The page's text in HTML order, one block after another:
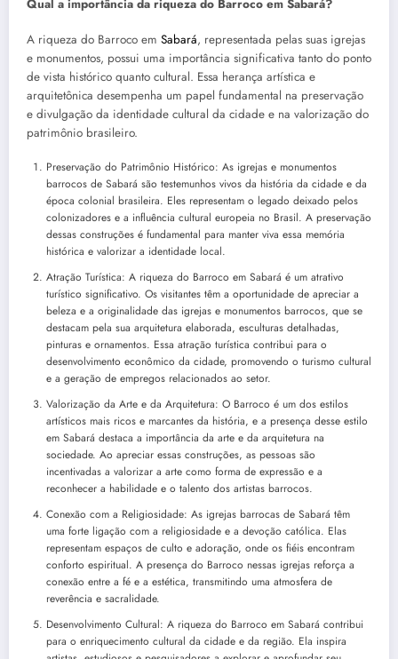
Qual a importância da riqueza do Barroco em Sabará?
A riqueza do Barroco em Sabará, representada pelas suas igrejas
e monumentos, possui uma importância significativa tanto do ponto
de vista histórico quanto cultural. Essa herança artística e
arquitetônica desempenha um papel fundamental na preservação
e divulgação da identidade cultural da cidade e na valorização do
patrimônio brasileiro.
Preservação do Patrimônio Histórico: As igrejas e monumentos
barrocos de Sabará são testemunhos vivos da história da cidade e da
época colonial brasileira. Eles representam o legado deixado pelos
colonizadores e a influência cultural europeia no Brasil. A preservação
dessas construções é fundamental para manter viva essa memória
histórica e valorizar a identidade local.
Atração Turística: A riqueza do Barroco em Sabará é um atrativo
turístico significativo. Os visitantes têm a oportunidade de apreciar a
beleza e a originalidade das igrejas e monumentos barrocos, que se
destacam pela sua arquitetura elaborada, esculturas detalhadas,
pinturas e ornamentos. Essa atração turística contribui para o
desenvolvimento econômico da cidade, promovendo o turismo cultural
e a geração de empregos relacionados ao setor.
Valorização da Arte e da Arquitetura: O Barroco é um dos estilos
artísticos mais ricos e marcantes da história, e a presença desse estilo
em Sabará destaca a importância da arte e da arquitetura na
sociedade. Ao apreciar essas construções, as pessoas são
incentivadas a valorizar a arte como forma de expressão e a
reconhecer a habilidade e o talento dos artistas barrocos.
Conexão com a Religiosidade: As igrejas barrocas de Sabará têm
uma forte ligação com a religiosidade e a devoção católica. Elas
representam espaços de culto e adoração, onde os fiéis encontram
conforto espiritual. A presença do Barroco nessas igrejas reforça a
conexão entre a fé e a estética, transmitindo uma atmosfera de
reverência e sacralidade.
Desenvolvimento Cultural: A riqueza do Barroco em Sabará contribui
para o enriquecimento cultural da cidade e da região. Ela inspira